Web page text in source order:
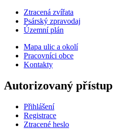
Ztracená zvířata
Psárský zpravodaj
Územní plán
Mapa ulic a okolí
Pracovníci obce
Kontakty
Autorizovaný přístup
Přihlášení
Registrace
Ztracené heslo